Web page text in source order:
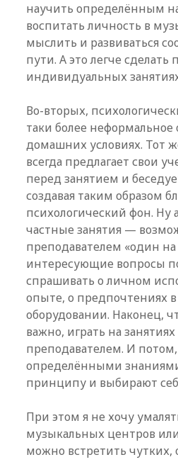
научить определённым
воспитать личность в
мыслить и развиваться
пути. А это легче сделать
индивидуальных
Во-вторых,
таки более
домашних условиях. Тот
всегда предлагает свои
перед занятием и
создавая таким образом
психологический фон. Ну
частные занятия —
преподавателем «один на
интересующие вопросы
спрашивать о личном
опыте, о предпочтениях
оборудовании. Наконец,
важно, играть на
преподавателем. И
определёнными
принципу и выбирают
При этом я не хочу
музыкальных центров
можно встретить